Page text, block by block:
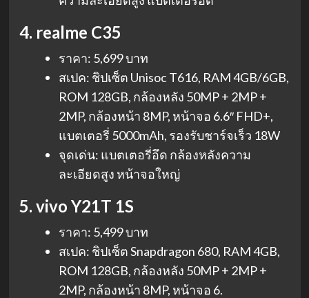
4. realme C35
ราคา: 5,699 บาท
สเปค: ชิปเซ็ต Unisoc T616, RAM 4GB/6GB,
ROM 128GB, กล้องหลัง 50MP + 2MP +
2MP, กล้องหน้า 8MP, หน้าจอ 6.6″ FHD+,
แบตเตอรี่ 5000mAh, รองรับชาร์จเร็ว 18W
จุดเด่น: แบตเตอรี่อึด กล้องหลังความ
ละเอียดสูง หน้าจอใหญ่
5. vivo Y21T 1S
ราคา: 5,499 บาท
สเปค: ชิปเซ็ต Snapdragon 680, RAM 4GB,
ROM 128GB, กล้องหลัง 50MP + 2MP +
2MP, กล้องหน้า 8MP, หน้าจอ 6.